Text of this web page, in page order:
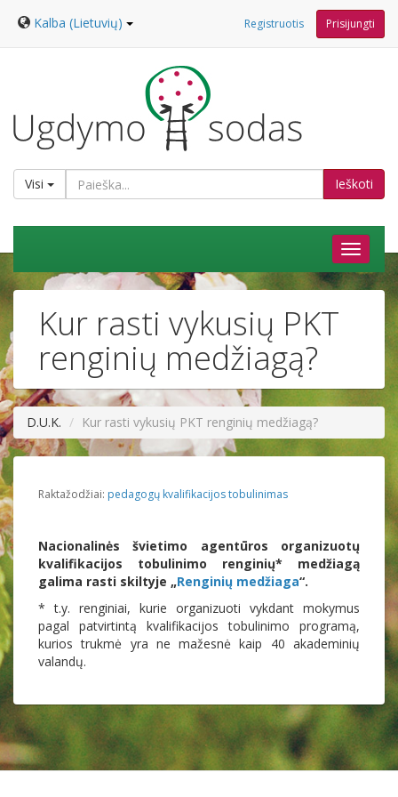
Kalba (Lietuvių) Registruotis Prisijungti
Visi Ieškoti
Kur rasti vykusių PKT
renginių medžiagą?
D.U.K. Kur rasti vykusių PKT renginių medžiagą?
Raktažodžiai: pedagogų kvalifikacijos tobulinimas
Nacionalinės švietimo agentūros organizuotų
kvalifikacijos tobulinimo renginių* medžiagą
galima rasti skiltyje „Renginių medžiaga“.
* t.y. renginiai, kurie organizuoti vykdant mokymus
pagal patvirtintą kvalifikacijos tobulinimo programą,
kurios trukmė yra ne mažesnė kaip 40 akademinių
valandų.